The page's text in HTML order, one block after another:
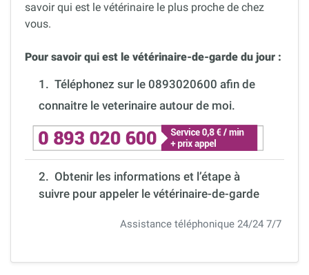
savoir qui est le vétérinaire le plus proche de chez
vous.
Pour savoir qui est le vétérinaire-de-garde du jour :
1. Téléphonez sur le 0893020600 afin de
connaitre le veterinaire autour de moi.
2. Obtenir les informations et l’étape à
suivre pour appeler le vétérinaire-de-garde
Assistance téléphonique 24/24 7/7